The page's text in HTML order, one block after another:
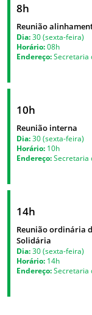
8h
Reunião
Dia:30 (sexta-feira)
Horário:08h
Endereço:Secretaria
10h
Reunião interna
Dia:30 (sexta-feira)
Horário: 10h
Endereço:Secretaria
14h
Reunião ordinária
Solidária
Dia:30 (sexta-feira)
Horário: 14h
Endereço:Secretaria